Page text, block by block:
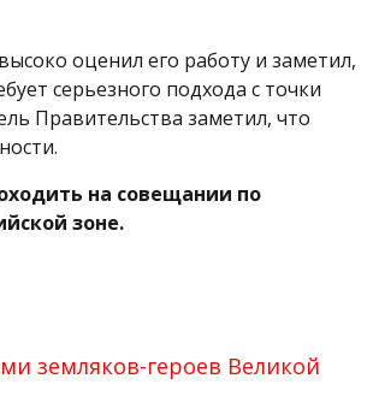
оценил его работу и заметил,
серьезного подхода с точки
Правительства заметил, что
на совещании по
зоне.
земляков-героев Великой